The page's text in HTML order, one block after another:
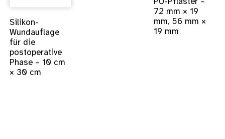
Silikon-
Wundauflage
für die
postoperative
Phase – 10 cm
× 30 cm
72 mm × 19
mm, 56 mm ×
19 mm